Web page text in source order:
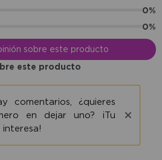
0%
0%
sobre este producto
este producto
comentarios, ¿quieres
en dejar uno? ¡Tu
interesa!